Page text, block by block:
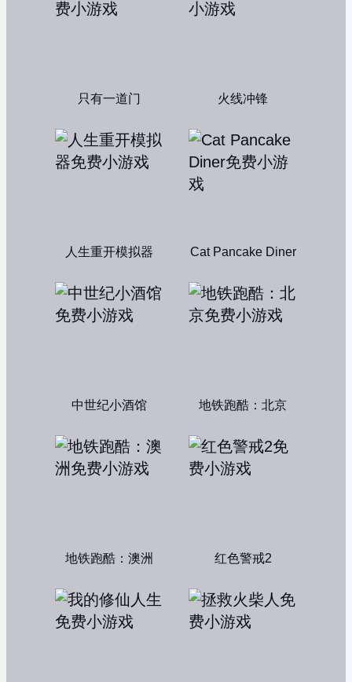
只有一道门 火线冲锋
人生重开模拟器 Cat Pancake Diner
中世纪小酒馆 地铁跑酷：北京
地铁跑酷：澳洲 红色警戒2